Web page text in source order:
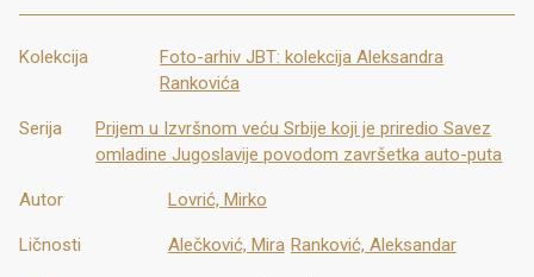
Kolekcija
Foto-arhiv JBT: kolekcija Aleksandra
Rankovića
Serija
Prijem u Izvršnom veću Srbije koji je priredio Savez
omladine Jugoslavije povodom završetka auto-puta
Autor Lovrić, Mirko
Ličnosti Alečković, Mira Ranković, Aleksandar